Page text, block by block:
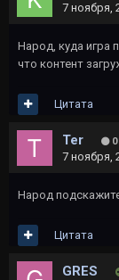
7 ноября,
Народ, куда игра
что контент
Цитата
Ter 0
7 ноября,
Народ
Цитата
GRES